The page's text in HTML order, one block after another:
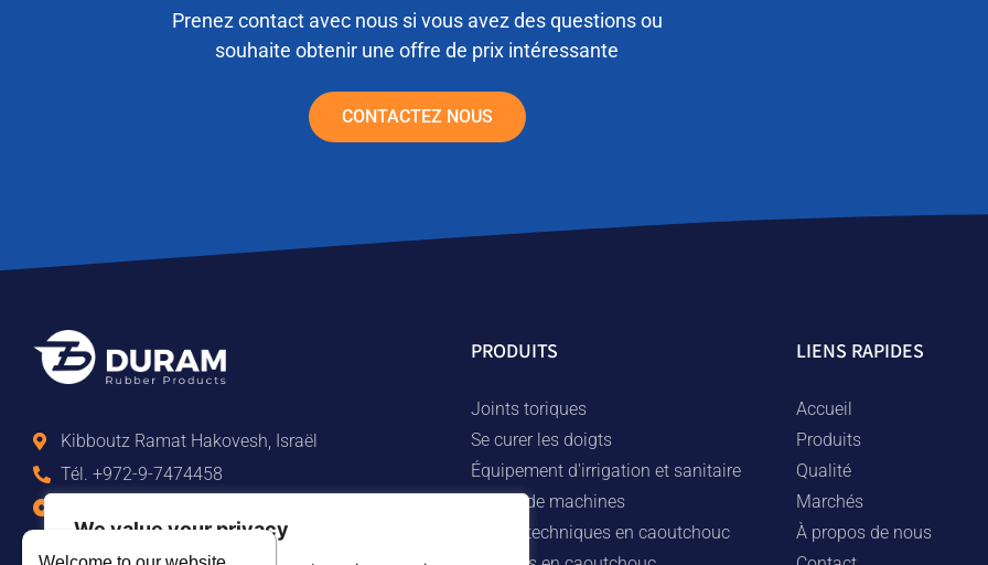
We value your privacy
Prenez contact avec nous si vous avez des questions ou
souhaite obtenir une offre de prix intéressante
CONTACTEZ NOUS
Kibboutz Ramat Hakovesh, Israël
Tél. +972-9-7474458
PRODUITS
Joints toriques
Se curer les doigts
Équipement d'irrigation et sanitaire
Pièces de machines
Pièces techniques en caoutchouc
LIENS RAPIDES
Accueil
Produits
Qualité
Marchés
À propos de nous